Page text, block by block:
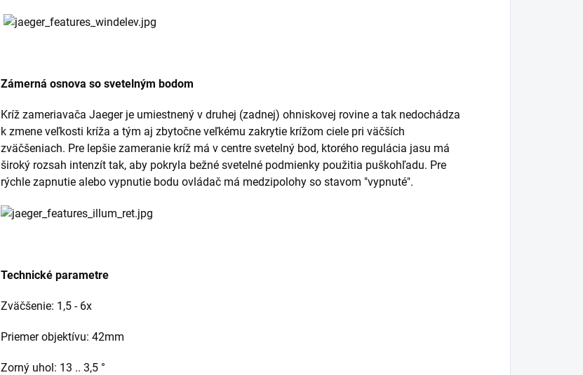
Zámerná osnova so svetelným bodom
Kríž zameriavača Jaeger je umiestnený v druhej (zadnej) ohniskovej rovine a tak nedochádza
k zmene veľkosti kríža a tým aj zbytočne veľkému zakrytie krížom ciele pri väčších
zväčšeniach. Pre lepšie zameranie kríž má v centre svetelný bod, ktorého regulácia jasu má
široký rozsah intenzít tak, aby pokryla bežné svetelné podmienky použitia puškohľadu. Pre
rýchle zapnutie alebo vypnutie bodu ovládač má medzipolohy so stavom "vypnuté".
Technické parametre
Zväčšenie: 1,5 - 6x
Priemer objektívu: 42mm
Zorný uhol: 13 .. 3,5 °